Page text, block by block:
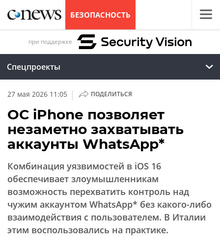
БЕЗОПАСНОСТЬ
при поддержке
Спецпроекты
27 мая 2026 11:05 | ПОДЕЛИТЬСЯ
ОС iPhone позволяет
незаметно захватывать
аккаунты WhatsApp*
Комбинация уязвимостей в iOS 16
обеспечивает злоумышленникам
возможность перехватить контроль над
чужим аккаунтом WhatsApp* без какого-либо
взаимодействия с пользователем. В Италии
этим воспользовались на практике.